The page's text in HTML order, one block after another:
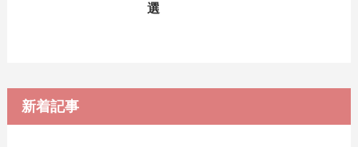
選
新着記事